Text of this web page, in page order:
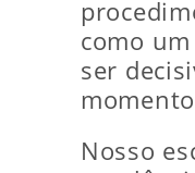
como
ser
Nosso